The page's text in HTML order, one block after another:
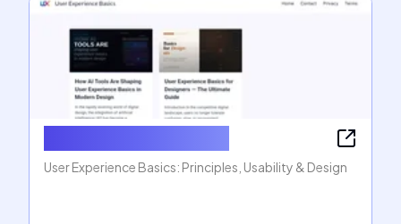
User Experience Basics: Principles, Usability & Design